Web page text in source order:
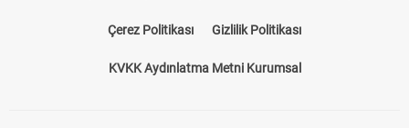
Çerez Politikası Gizlilik Politikası
KVKK Aydınlatma Metni Kurumsal